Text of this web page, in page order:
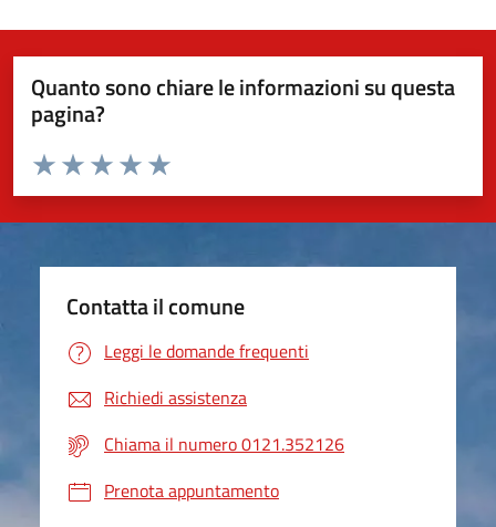
Quanto sono chiare le informazioni su questa
pagina?
Valuta da 1 a 5 stelle la pagina
Valuta 5 stelle su 5
Valuta 4 stelle su 5
Valuta 3 stelle su 5
Valuta 2 stelle su 5
Valuta 1 stelle su 5
Contatta il comune
Leggi le domande frequenti
Richiedi assistenza
Chiama il numero 0121.352126
Prenota appuntamento